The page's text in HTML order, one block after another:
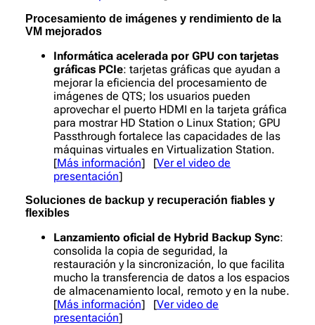
Procesamiento de imágenes y rendimiento de la
VM mejorados
Informática acelerada por GPU con tarjetas
gráficas PCIe: tarjetas gráficas que ayudan a
mejorar la eficiencia del procesamiento de
imágenes de QTS; los usuarios pueden
aprovechar el puerto HDMI en la tarjeta gráfica
para mostrar HD Station o Linux Station; GPU
Passthrough fortalece las capacidades de las
máquinas virtuales en Virtualization Station.
[Más información] [Ver el video de
presentación]
Soluciones de backup y recuperación fiables y
flexibles
Lanzamiento oficial de Hybrid Backup Sync:
consolida la copia de seguridad, la
restauración y la sincronización, lo que facilita
mucho la transferencia de datos a los espacios
de almacenamiento local, remoto y en la nube.
[Más información] [Ver video de
presentación]